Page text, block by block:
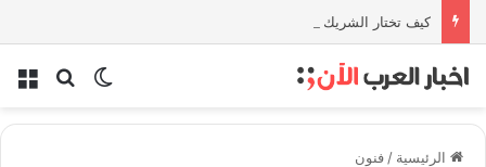
كيف تختار الشريك المناسب للمحاسبة والتدقيق في أبوظبي؟
بحثالوضع
الرئيسية / فنون